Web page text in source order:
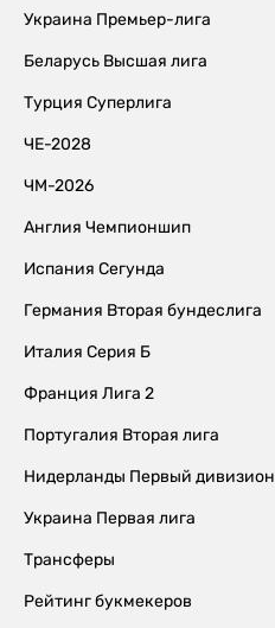
Украина Премьер-лига
Беларусь Высшая лига
Турция Суперлига
ЧЕ-2028
ЧМ-2026
Англия Чемпионшип
Испания Сегунда
Германия Вторая бундеслига
Италия Серия Б
Франция Лига 2
Португалия Вторая лига
Нидерланды Первый дивизион
Украина Первая лига
Трансферы
Рейтинг букмекеров